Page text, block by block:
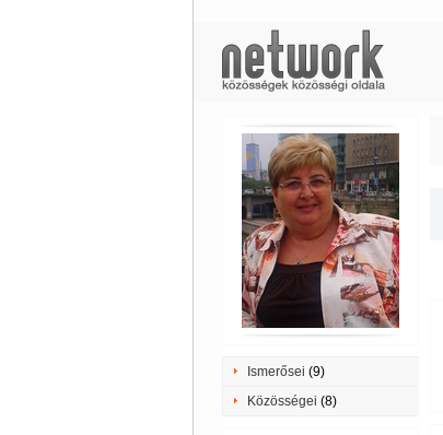
Ismerősei (9)
Közösségei (8)